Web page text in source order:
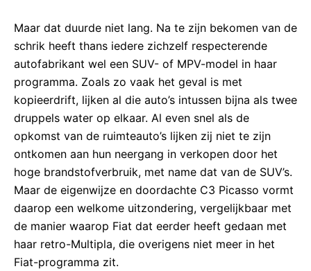
Maar dat duurde niet lang. Na te zijn bekomen van de
schrik heeft thans iedere zichzelf respecterende
autofabrikant wel een SUV- of MPV-model in haar
programma. Zoals zo vaak het geval is met
kopieerdrift, lijken al die auto’s intussen bijna als twee
druppels water op elkaar. Al even snel als de
opkomst van de ruimteauto’s lijken zij niet te zijn
ontkomen aan hun neergang in verkopen door het
hoge brandstofverbruik, met name dat van de SUV’s.
Maar de eigenwijze en doordachte C3 Picasso vormt
daarop een welkome uitzondering, vergelijkbaar met
de manier waarop Fiat dat eerder heeft gedaan met
haar retro-Multipla, die overigens niet meer in het
Fiat-programma zit.